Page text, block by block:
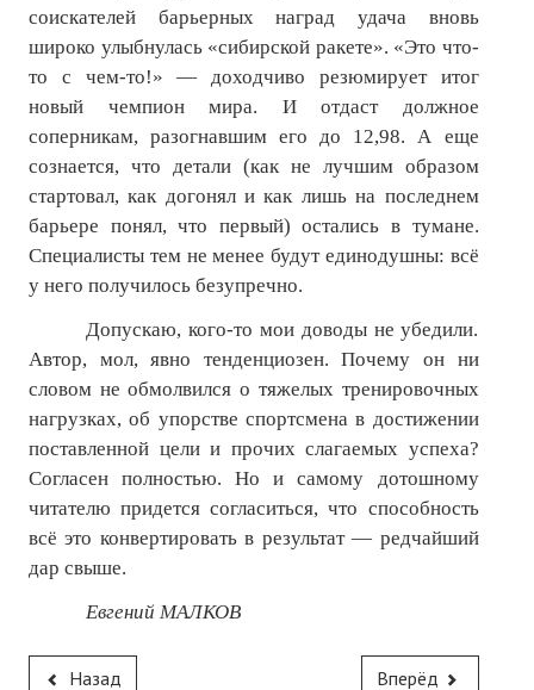
соискателей барьерных наград удача вновь
широко улыбнулась «сибирской ракете». «Это что-
то с чем-то!» — доходчиво резюмирует итог
новый чемпион мира. И отдаст должное
соперникам, разогнавшим его до 12,98. А еще
сознается, что детали (как не лучшим образом
стартовал, как догонял и как лишь на последнем
барьере понял, что первый) остались в тумане.
Специалисты тем не менее будут единодушны: всё
у него получилось безупречно.
Допускаю, кого-то мои доводы не убедили.
Автор, мол, явно тенденциозен. Почему он ни
словом не обмолвился о тяжелых тренировочных
нагрузках, об упорстве спортсмена в достижении
поставленной цели и прочих слагаемых успеха?
Согласен полностью. Но и самому дотошному
читателю придется согласиться, что способность
всё это конвертировать в результат — редчайший
дар свыше.
Евгений МАЛКОВ
Назад Вперёд